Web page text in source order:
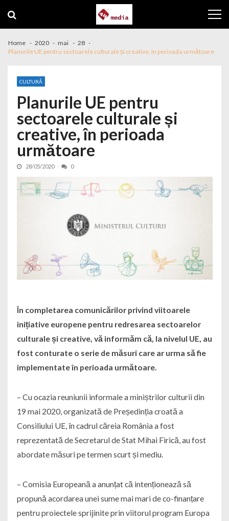
Home 2020 mai
28
Planurile UE pentru sectoarele culturale și creative, în perioada următoare
CULTURĂ
Planurile UE pentru
sectoarele culturale și
creative, în perioada
următoare
28/05/2020 0
În completarea comunicărilor privind viitoarele
inițiative europene pentru redresarea sectoarelor
culturale și creative, vă informăm că, la nivelul UE, au
fost conturate o serie de măsuri care ar urma să fie
implementate în perioada următoare.
– Cu ocazia reuniunii informale a miniștrilor culturii din
19 mai 2020, organizată de Președinția croată a
Consiliului UE, în cadrul căreia România a fost
reprezentată de Secretarul de Stat Mihai Firică, au fost
abordate măsuri pe termen scurt și mediu.
– Comisia Europeană a anunțat că intenționează să
propună acordarea unei sume mai mari de co-finanțare
pentru proiectele sprijinite prin viitorul program Europa